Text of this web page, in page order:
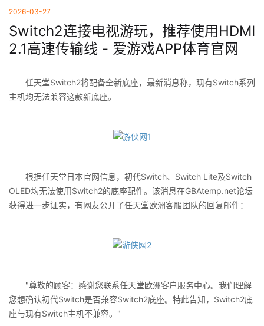
2026-03-27
Switch2连接电视游玩，推荐使用HDMI
2.1高速传输线 - 爱游戏APP体育官网
任天堂Switch2将配备全新底座，最新消息称，现有Switch系列
主机均无法兼容这款新底座。
根据任天堂日本官网信息，初代Switch、Switch Lite及Switch
OLED均无法使用Switch2的底座配件。该消息在GBAtemp.net论坛
获得进一步证实，有网友公开了任天堂欧洲客服团队的回复邮件：
"尊敬的顾客：感谢您联系任天堂欧洲客户服务中心。我们理解
您想确认初代Switch是否兼容Switch2底座。特此告知，Switch2底
座与现有Switch主机不兼容。"